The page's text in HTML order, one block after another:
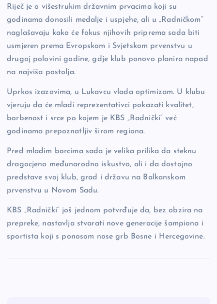
Riječ je o višestrukim državnim prvacima koji su
godinama donosili medalje i uspjehe, ali u „Radničkom“
naglašavaju kako će fokus njihovih priprema sada biti
usmjeren prema Evropskom i Svjetskom prvenstvu u
drugoj polovini godine, gdje klub ponovo planira napad
na najviša postolja.
Uprkos izazovima, u Lukavcu vlada optimizam. U klubu
vjeruju da će mladi reprezentativci pokazati kvalitet,
borbenost i srce po kojem je KBS „Radnički“ već
godinama prepoznatljiv širom regiona.
Pred mladim borcima sada je velika prilika da steknu
dragocjeno međunarodno iskustvo, ali i da dostojno
predstave svoj klub, grad i državu na Balkanskom
prvenstvu u Novom Sadu.
KBS „Radnički“ još jednom potvrđuje da, bez obzira na
prepreke, nastavlja stvarati nove generacije šampiona i
sportista koji s ponosom nose grb Bosne i Hercegovine.